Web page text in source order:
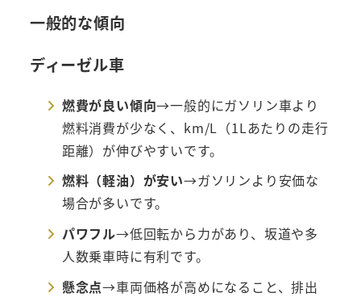
一般的な傾向
ディーゼル車
燃費が良い傾向→一般的にガソリン車より
燃料消費が少なく、km/L（1Lあたりの走行
距離）が伸びやすいです。
燃料（軽油）が安い→ガソリンより安価な
場合が多いです。
パワフル→低回転から力があり、坂道や多
人数乗車時に有利です。
懸念点→車両価格が高めになること、排出